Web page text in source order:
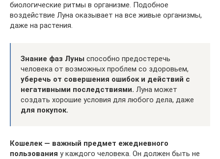
биологические ритмы в организме. Подобное
воздействие Луна оказывает на все живые организмы,
даже на растения.
Знание фаз Луны способно предостеречь
человека от возможных проблем со здоровьем,
уберечь от совершения ошибок и действий с
негативными последствиями. Луна может
создать хорошие условия для любого дела, даже
для покупок.
Кошелек — важный предмет ежедневного
пользования у каждого человека. Он должен быть не